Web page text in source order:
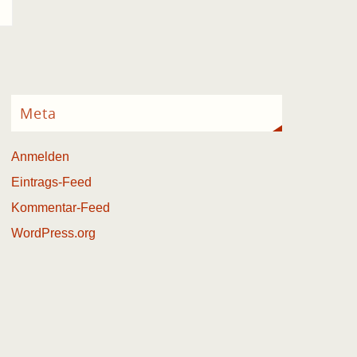
Meta
Anmelden
Eintrags-Feed
Kommentar-Feed
WordPress.org